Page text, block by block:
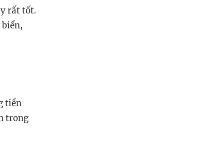
rất tốt.
biển,
tiền
trong